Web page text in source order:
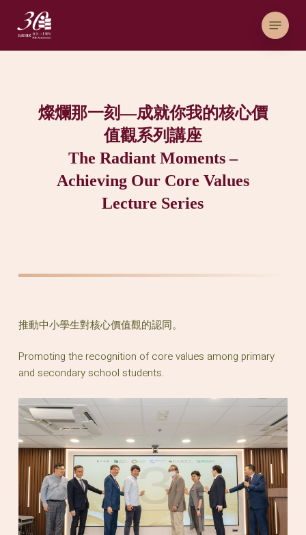
main
Menu
燦爛那一刻—成就你我的核心價
值觀系列講座
The Radiant Moments –
Achieving Our Core Values
Lecture Series
推動中小學生對核心價值觀的認同。
Promoting the recognition of core values among primary
and secondary school students.